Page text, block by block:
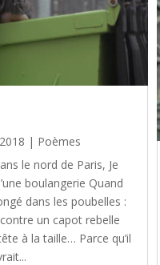
| Poèmes
le nord de Paris, Je
boulangerie Quand
dans les poubelles :
un capot rebelle
à la taille… Parce qu’il